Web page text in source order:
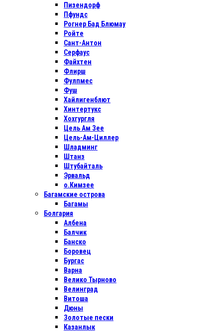
Пизендорф
Пфундс
Рогнер Бад Блюмау
Ройте
Сант-Антон
Серфаус
Файхтен
Флирш
Фулпмес
Фуш
Хайлигенблют
Хинтертукс
Хохгургля
Цель Ам Зее
Цель-Ам-Циллер
Шладминг
Штанз
Штубайталь
Эрвальд
о.Кимзее
Багамские острова
Багамы
Болгария
Албена
Балчик
Банско
Боровец
Бургас
Варна
Велико Тырново
Велинград
Витоша
Дюны
Золотые пески
Казанлык